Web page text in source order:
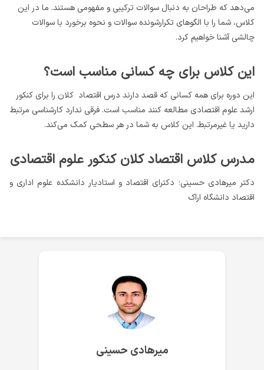
می‌دهد که طراحان به دنبال سوالات ترکیبی و مفهومی هستند. ما در این
کلاس، شما را با الگوهای تکرارشونده سوالات و نحوه برخورد با سوالات
چالشی آشنا خواهیم کرد.
این کلاس برای چه کسانی مناسب است؟
این دوره برای همه کسانی که قصد دارند درس اقتصاد کلان را برای کنکور
ارشد علوم اقتصادی مطالعه کنند مناسب است. فرقی ندارد کارشناسی مرتبط
دارید یا غیرمرتبط. این کلاس به شما در هر سطحی کمک می‌کند.
مدرس کلاس اقتصاد کلان کنکور علوم اقتصادی
دکتر میرهادی حسینی؛ دکترای اقتصاد و استادیار دانشکده علوم اداری و
اقتصاد دانشگاه اراک
میرهادی حسینی